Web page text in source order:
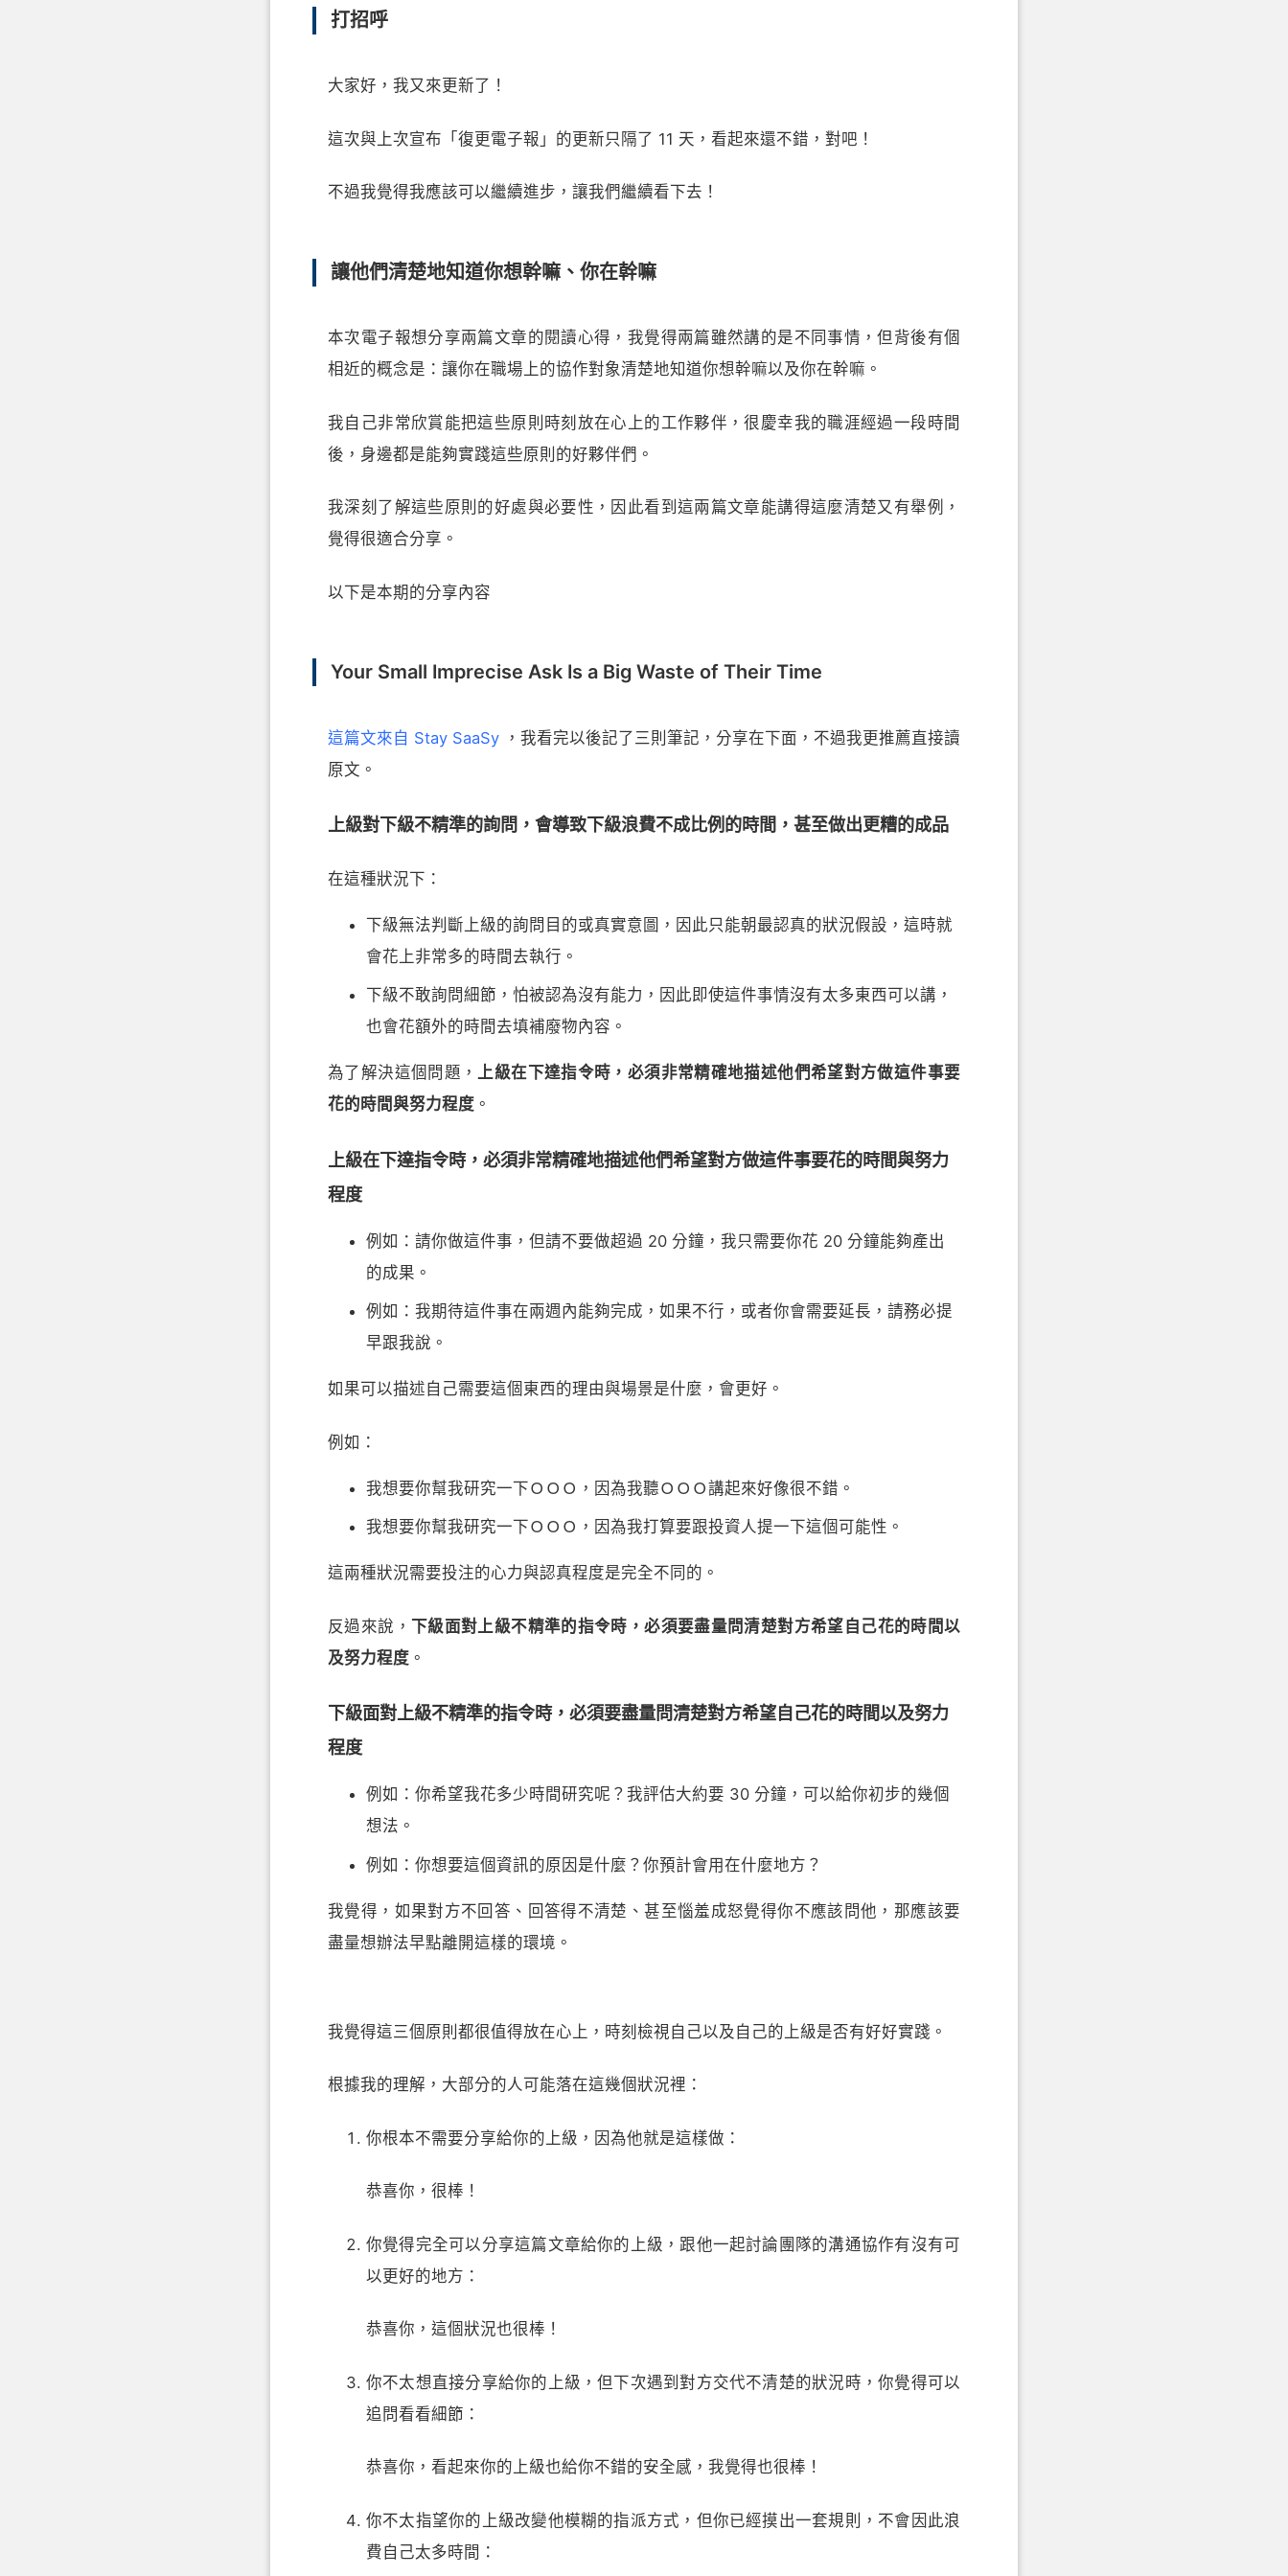
打招呼
大家好，我又來更新了！
這次與上次宣布「復更電子報」的更新只隔了 11 天，看起來還不錯，對吧！
不過我覺得我應該可以繼續進步，讓我們繼續看下去！
讓他們清楚地知道你想幹嘛、你在幹嘛
本次電子報想分享兩篇文章的閱讀心得，我覺得兩篇雖然講的是不同事情，但背後有個
相近的概念是：讓你在職場上的協作對象清楚地知道你想幹嘛以及你在幹嘛。
我自己非常欣賞能把這些原則時刻放在心上的工作夥伴，很慶幸我的職涯經過一段時間
後，身邊都是能夠實踐這些原則的好夥伴們。
我深刻了解這些原則的好處與必要性，因此看到這兩篇文章能講得這麼清楚又有舉例，
覺得很適合分享。
以下是本期的分享內容
Your Small Imprecise Ask Is a Big Waste of Their Time
這篇文來自 Stay SaaSy ，我看完以後記了三則筆記，分享在下面，不過我更推薦直接讀
原文。
上級對下級不精準的詢問，會導致下級浪費不成比例的時間，甚至做出更糟的成品
在這種狀況下：
下級無法判斷上級的詢問目的或真實意圖，因此只能朝最認真的狀況假設，這時就
會花上非常多的時間去執行。
下級不敢詢問細節，怕被認為沒有能力，因此即使這件事情沒有太多東西可以講，
也會花額外的時間去填補廢物內容。
為了解決這個問題，上級在下達指令時，必須非常精確地描述他們希望對方做這件事要
花的時間與努力程度 。
上級在下達指令時，必須非常精確地描述他們希望對方做這件事要花的時間與努力
程度
例如：請你做這件事，但請不要做超過 20 分鐘，我只需要你花 20 分鐘能夠產出
的成果。
例如：我期待這件事在兩週內能夠完成，如果不行，或者你會需要延長，請務必提
早跟我說。
如果可以描述自己需要這個東西的理由與場景是什麼，會更好。
例如：
我想要你幫我研究一下ＯＯＯ，因為我聽ＯＯＯ講起來好像很不錯。
我想要你幫我研究一下ＯＯＯ，因為我打算要跟投資人提一下這個可能性。
這兩種狀況需要投注的心力與認真程度是完全不同的。
反過來說， 下級面對上級不精準的指令時，必須要盡量問清楚對方希望自己花的時間以
及努力程度 。
下級面對上級不精準的指令時，必須要盡量問清楚對方希望自己花的時間以及努力
程度
例如：你希望我花多少時間研究呢？我評估大約要 30 分鐘，可以給你初步的幾個
想法。
例如：你想要這個資訊的原因是什麼？你預計會用在什麼地方？
我覺得，如果對方不回答、回答得不清楚、甚至惱羞成怒覺得你不應該問他，那應該要
盡量想辦法早點離開這樣的環境。
我覺得這三個原則都很值得放在心上，時刻檢視自己以及自己的上級是否有好好實踐。
根據我的理解，大部分的人可能落在這幾個狀況裡：
你根本不需要分享給你的上級，因為他就是這樣做：
恭喜你，很棒！
你覺得完全可以分享這篇文章給你的上級，跟他一起討論團隊的溝通協作有沒有可
以更好的地方：
恭喜你，這個狀況也很棒！
你不太想直接分享給你的上級，但下次遇到對方交代不清楚的狀況時，你覺得可以
追問看看細節：
恭喜你，看起來你的上級也給你不錯的安全感，我覺得也很棒！
你不太指望你的上級改變他模糊的指派方式，但你已經摸出一套規則，不會因此浪
費自己太多時間：